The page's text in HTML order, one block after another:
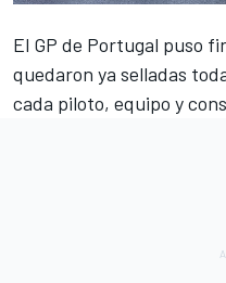
El GP de Portugal puso
quedaron ya selladas
cada piloto, equipo y